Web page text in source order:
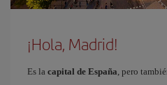
¡Hola, Madrid!
Es la capital de España, pero